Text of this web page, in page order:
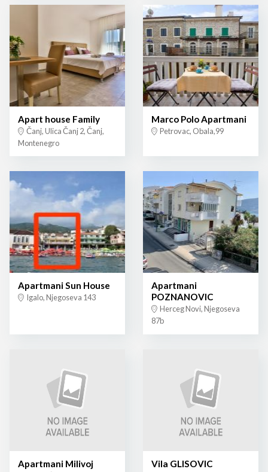
Apart house Family
Čanj, Ulica Čanj 2, Čanj,
Montenegro
Marco Polo Apartmani
Petrovac, Obala,99
Apartmani Sun House
Igalo, Njegoseva 143
Apartmani
POZNANOVIC
Herceg Novi, Njegoseva
87b
Apartmani Milivoj
Vila GLISOVIC